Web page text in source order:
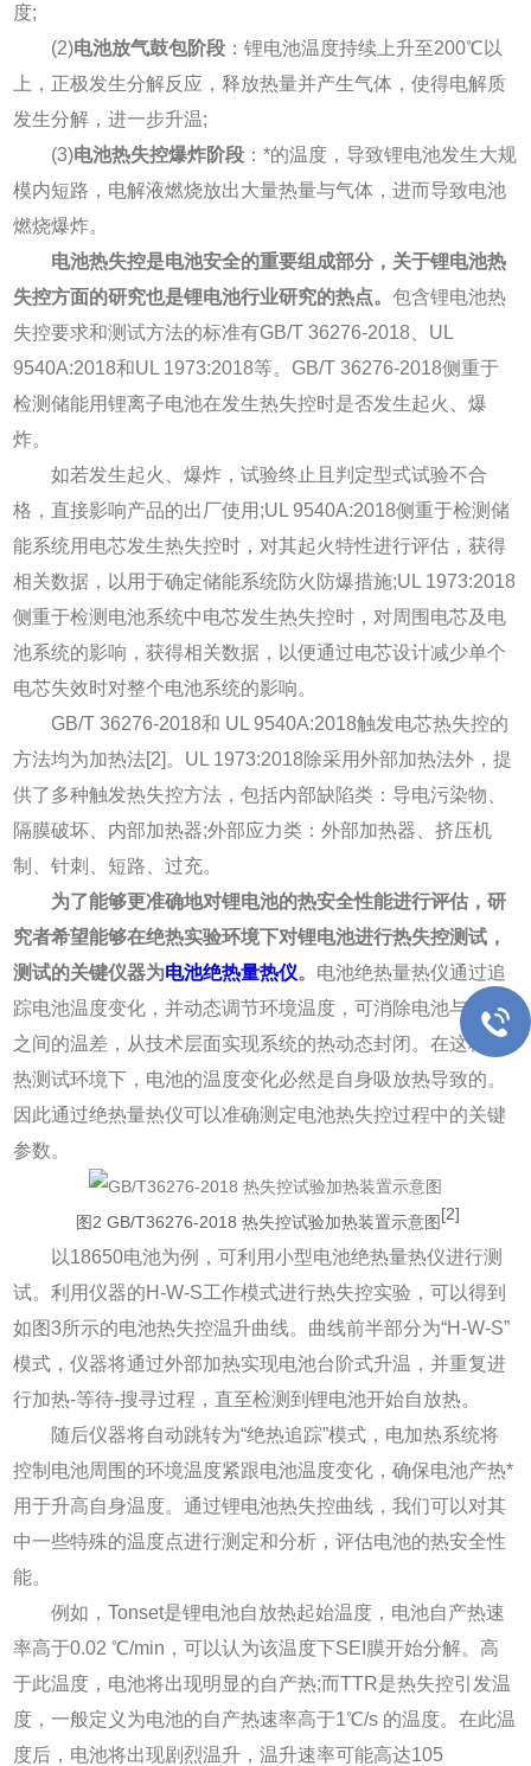
度;
(2)电池放气鼓包阶段 ：锂电池温度持续上升至200℃以
上，正极发生分解反应，释放热量并产生气体，使得电解质
发生分解，进一步升温;
(3)电池热失控爆炸阶段 ：*的温度，导致锂电池发生大规
模内短路，电解液燃烧放出大量热量与气体，进而导致电池
燃烧爆炸。
电池热失控是电池安全的重要组成部分，关于锂电池热
失控方面的研究也是锂电池行业研究的热点。包含锂电池热
失控要求和测试方法的标准有GB/T 36276-2018、UL
9540A:2018和UL 1973:2018等。GB/T 36276-2018侧重于
检测储能用锂离子电池在发生热失控时是否发生起火、爆
炸。
如若发生起火、爆炸，试验终止且判定型式试验不合
格，直接影响产品的出厂使用;UL 9540A:2018侧重于检测储
能系统用电芯发生热失控时，对其起火特性进行评估，获得
相关数据，以用于确定储能系统防火防爆措施;UL 1973:2018
侧重于检测电池系统中电芯发生热失控时，对周围电芯及电
池系统的影响，获得相关数据，以便通过电芯设计减少单个
电芯失效时对整个电池系统的影响。
GB/T 36276-2018和 UL 9540A:2018触发电芯热失控的
方法均为加热法[2]。UL 1973:2018除采用外部加热法外，提
供了多种触发热失控方法，包括内部缺陷类：导电污染物、
隔膜破坏、内部加热器;外部应力类：外部加热器、挤压机
制、针刺、短路、过充。
为了能够更准确地对锂电池的热安全性能进行评估，研
究者希望能够在绝热实验环境下对锂电池进行热失控测试，
测试的关键仪器为电池绝热量热仪。 电池绝热量热仪通过追
踪电池温度变化，并动态调节环境温度，可消除电池与环境
之间的温差，从技术层面实现系统的热动态封闭。在这种绝
热测试环境下，电池的温度变化必然是自身吸放热导致的。
因此通过绝热量热仪可以准确测定电池热失控过程中的关键
参数。
图2 GB/T36276-2018 热失控试验加热装置示意图[2]
以18650电池为例，可利用小型电池绝热量热仪进行测
试。利用仪器的H-W-S工作模式进行热失控实验，可以得到
如图3所示的电池热失控温升曲线。曲线前半部分为“H-W-S”
模式，仪器将通过外部加热实现电池台阶式升温，并重复进
行加热-等待-搜寻过程，直至检测到锂电池开始自放热。
随后仪器将自动跳转为“绝热追踪”模式，电加热系统将
控制电池周围的环境温度紧跟电池温度变化，确保电池产热*
用于升高自身温度。通过锂电池热失控曲线，我们可以对其
中一些特殊的温度点进行测定和分析，评估电池的热安全性
能。
例如，Tonset是锂电池自放热起始温度，电池自产热速
率高于0.02 ℃/min，可以认为该温度下SEI膜开始分解。高
于此温度，电池将出现明显的自产热;而TTR是热失控引发温
度，一般定义为电池的自产热速率高于1℃/s 的温度。在此温
度后，电池将出现剧烈温升，温升速率可能高达105